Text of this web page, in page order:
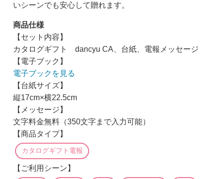
いシーンでも安心して贈れます。
商品仕様
【セット内容】
カタログギフト dancyu CA、台紙、電報メッセージ
【電子ブック】
電子ブックを見る
【台紙サイズ】
縦17cm×横22.5cm
【メッセージ】
文字料金無料（350文字まで入力可能）
【商品タイプ】
カタログギフト電報
【ご利用シーン】